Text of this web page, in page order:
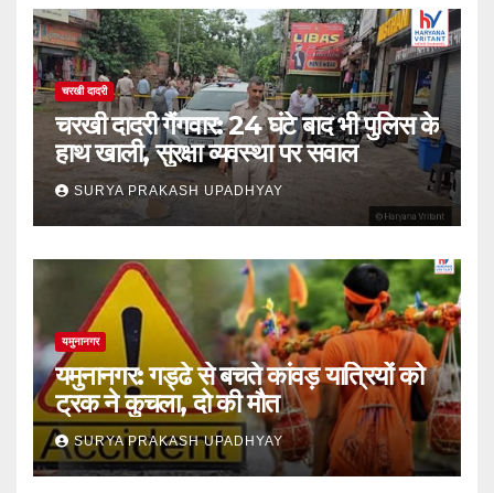
चरखी दादरी
चरखी दादरी गैंगवार: 24 घंटे बाद भी पुलिस के
हाथ खाली, सुरक्षा व्यवस्था पर सवाल
SURYA PRAKASH UPADHYAY
यमुनानगर
यमुनानगर: गड्ढे से बचते कांवड़ यात्रियों को
ट्रक ने कुचला, दो की मौत
SURYA PRAKASH UPADHYAY